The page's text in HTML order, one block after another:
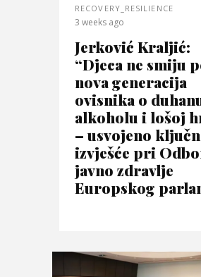
RECOVERY_RESILIENCE
3 weeks ago
Jerković Kraljić:
“Djeca ne smiju
nova generacija
ovisnika o
alkoholu i lošoj
– usvojeno
izvješće pri
javno zdravlje
Europskog